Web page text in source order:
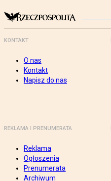
KONTAKT
O nas
Kontakt
Napisz do nas
REKLAMA I PRENUMERATA
Reklama
Ogłoszenia
Prenumerata
Archiwum